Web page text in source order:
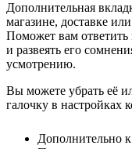
Дополнительная
магазине, доставке
Поможет вам
и развеять его
усмотрению.
Вы можете убрать её
галочку в настройках
Дополнительно